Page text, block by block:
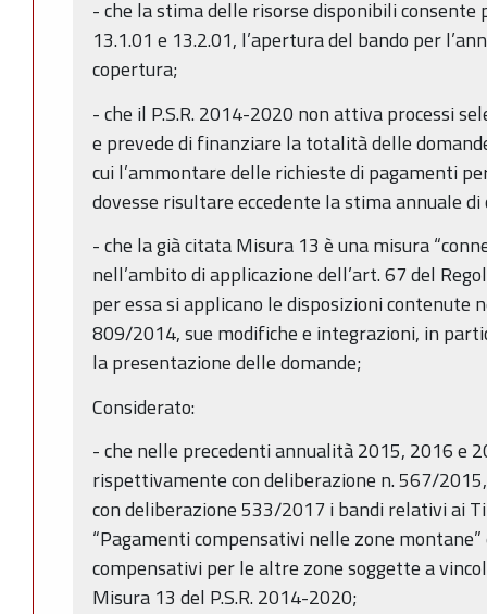
- che la stima delle risorse disponibili
13.1.01 e 13.2.01, l’apertura del bando per
copertura;
- che il P.S.R. 2014-2020 non attiva processi
e prevede di finanziare la totalità delle
cui l’ammontare delle richieste di pagamenti
dovesse risultare eccedente la stima annuale di
- che la già citata Misura 13 è una misura
nell’ambito di applicazione dell’art. 67 del
per essa si applicano le disposizioni contenute
809/2014, sue modifiche e integrazioni, in
la presentazione delle domande;
Considerato:
- che nelle precedenti annualità 2015, 2016 e
rispettivamente con deliberazione n. 567/
con deliberazione 533/2017 i bandi relativi ai
“Pagamenti compensativi nelle zone
compensativi per le altre zone soggette a
Misura 13 del P.S.R. 2014-2020;